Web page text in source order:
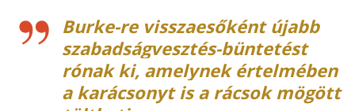
Burke-re visszaesőként újabb
szabadságvesztés-büntetést
rónak ki, amelynek értelmében
a karácsonyt is a rácsok mögött